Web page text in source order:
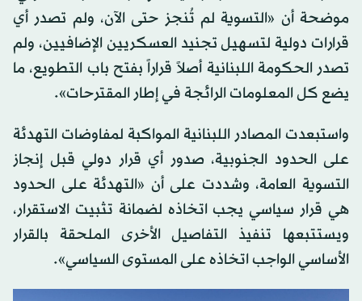
موضحة أن «التسوية لم تُنجز حتى الآن، ولم تصدر أي
قرارات دولية لتسهيل تجنيد العسكريين الإضافيين، ولم
تصدر الحكومة اللبنانية أصلاً قراراً بفتح باب التطويع، ما
يضع كل المعلومات الرائجة في إطار المقترحات».
واستبعدت المصادر اللبنانية المواكبة لمفاوضات التهدئة
على الحدود الجنوبية، صدور أي قرار دولي قبل إنجاز
التسوية العامة، وشددت على أن «التهدئة على الحدود
هي قرار سياسي يجب اتخاذه لضمانة تثبيت الاستقرار،
ويستتبعها تنفيذ التفاصيل الأخرى الملحقة بالقرار
الأساسي الواجب اتخاذه على المستوى السياسي».